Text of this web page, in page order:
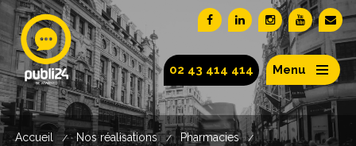
02 43 414 414 Menu
Accueil / Nos réalisations / Pharmacies /